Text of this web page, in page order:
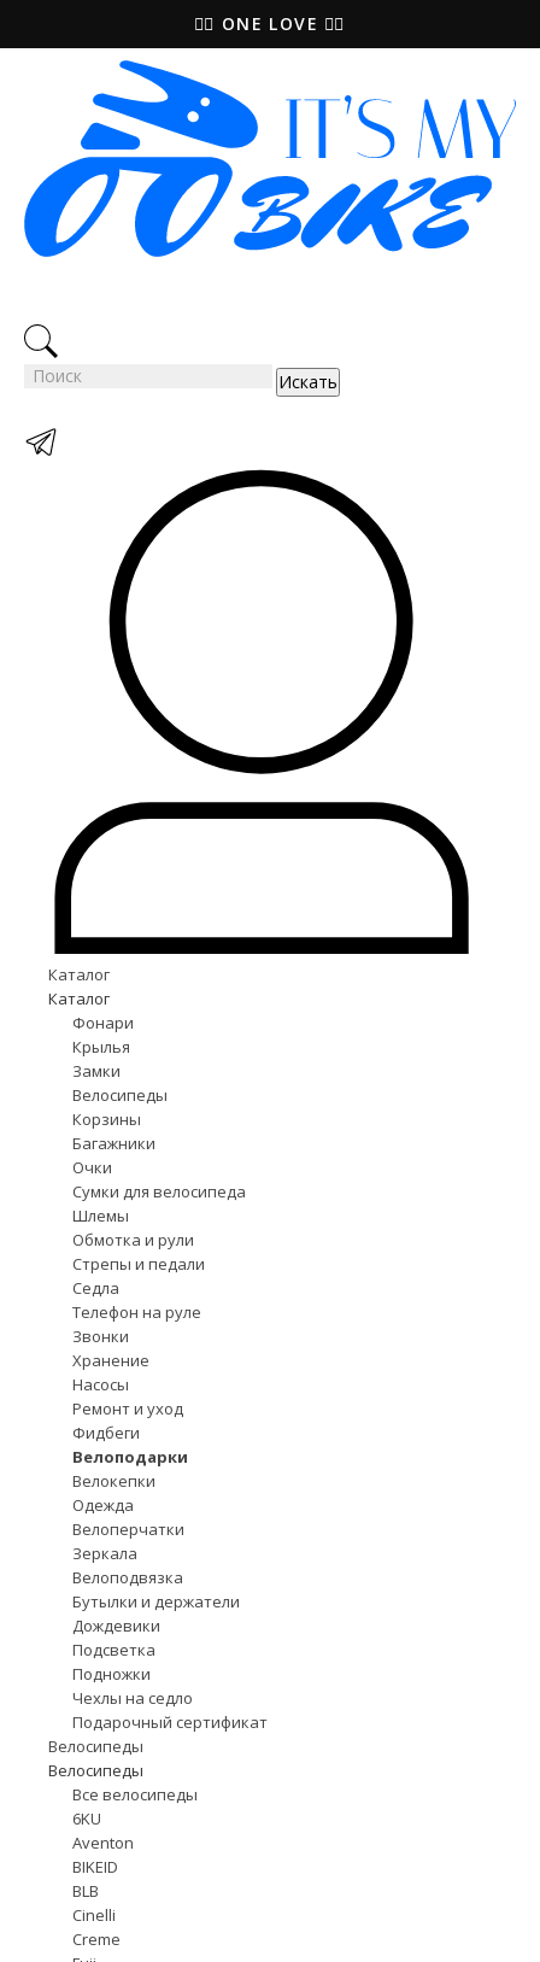
🚵‍♀️ ONE LOVE 🚴‍♀️
Искать
Каталог
Каталог
Фонари
Крылья
Замки
Велосипеды
Корзины
Багажники
Очки
Сумки для велосипеда
Шлемы
Обмотка и рули
Стрепы и педали
Седла
Телефон на руле
Звонки
Хранение
Насосы
Ремонт и уход
Фидбеги
Велоподарки
Велокепки
Одежда
Велоперчатки
Зеркала
Велоподвязка
Бутылки и держатели
Дождевики
Подсветка
Подножки
Чехлы на седло
Подарочный сертификат
Велосипеды
Велосипеды
Все велосипеды
6KU
Aventon
BIKEID
BLB
Cinelli
Creme